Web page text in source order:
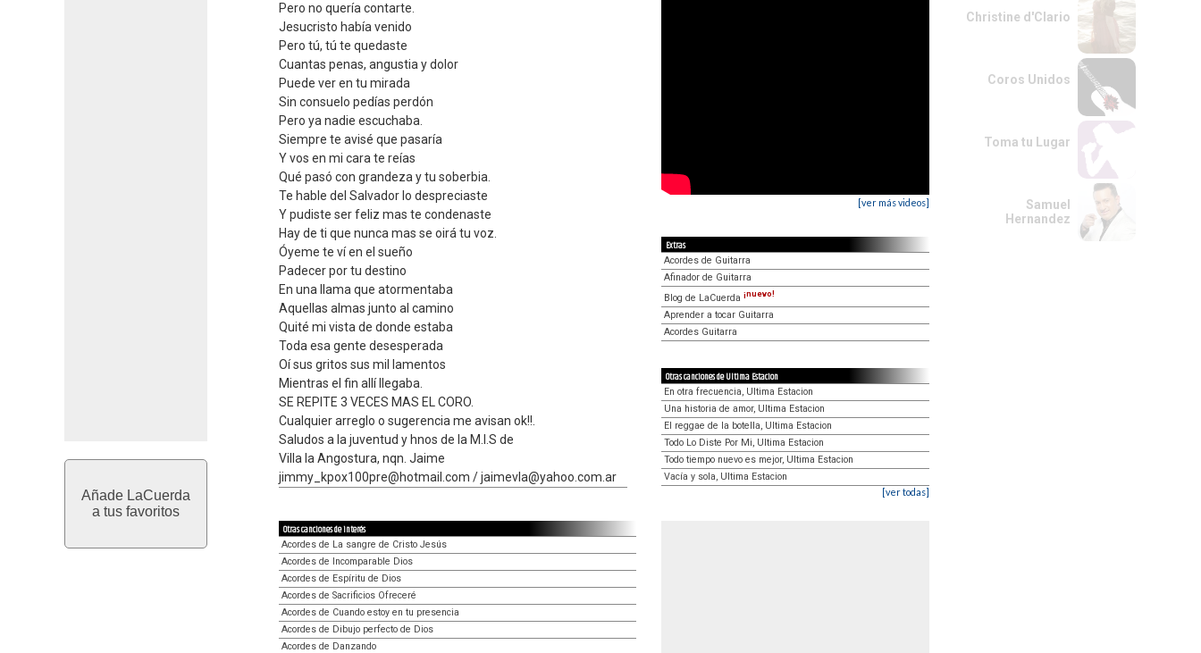
Añade LaCuerda
a tus favoritos
Pero no quería contarte.
Jesucristo había venido
Pero tú, tú te quedaste
Cuantas penas, angustia y dolor
Puede ver en tu mirada
Sin consuelo pedías perdón
Pero ya nadie escuchaba.
Siempre te avisé que pasaría
Y vos en mi cara te reías
Qué pasó con grandeza y tu soberbia.
Te hable del Salvador lo despreciaste
Y pudiste ser feliz mas te condenaste
Hay de ti que nunca mas se oirá tu voz.
Óyeme te ví en el sueño
Padecer por tu destino
En una llama que atormentaba
Aquellas almas junto al camino
Quité mi vista de donde estaba
Toda esa gente desesperada
Oí sus gritos sus mil lamentos
Mientras el fin allí llegaba.
SE REPITE 3 VECES MAS EL CORO.
Cualquier arreglo o sugerencia me avisan ok!!.
Saludos a la juventud y hnos de la M.I.S de
Villa la Angostura, nqn. Jaime
jimmy_kpox100pre@hotmail.com / jaimevla@yahoo.com.ar
[ver más videos]
Extras
Acordes de Guitarra
Afinador de Guitarra
Blog de LaCuerda ¡nuevo!
Aprender a tocar Guitarra
Acordes Guitarra
Otras canciones de Ultima Estacion
En otra frecuencia, Ultima Estacion
Una historia de amor, Ultima Estacion
El reggae de la botella, Ultima Estacion
Todo Lo Diste Por Mi, Ultima Estacion
Todo tiempo nuevo es mejor, Ultima Estacion
Vacía y sola, Ultima Estacion
[ver todas]
Otras canciones de interés
Acordes de La sangre de Cristo Jesús
Acordes de Incomparable Dios
Acordes de Espíritu de Dios
Acordes de Sacrificios Ofreceré
Acordes de Cuando estoy en tu presencia
Acordes de Dibujo perfecto de Dios
Acordes de Danzando
Christine d'Clario
Coros Unidos
Toma tu Lugar
Samuel
Hernandez